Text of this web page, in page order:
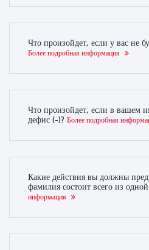
Что произойдет, если у вас не
Более подробная информация
Что произойдет, если в вашем
дефис (-)? Более подробная
Какие действия вы должны
фамилия состоит всего из
информация